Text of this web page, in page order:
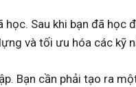
học. Sau khi bạn đã
và tối ưu hóa các kỹ
Bạn cần phải tạo ra